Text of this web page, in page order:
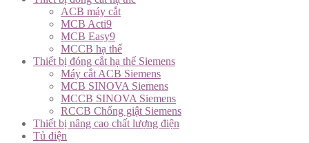
ACB máy cắt
MCB Acti9
MCB Easy9
MCCB hạ thế
Thiết bị đóng cắt hạ thế Siemens
Máy cắt ACB Siemens
MCB SINOVA Siemens
MCCB SINOVA Siemens
RCCB Chống giật Siemens
Thiết bị nâng cao chất lượng điện
Tủ điện